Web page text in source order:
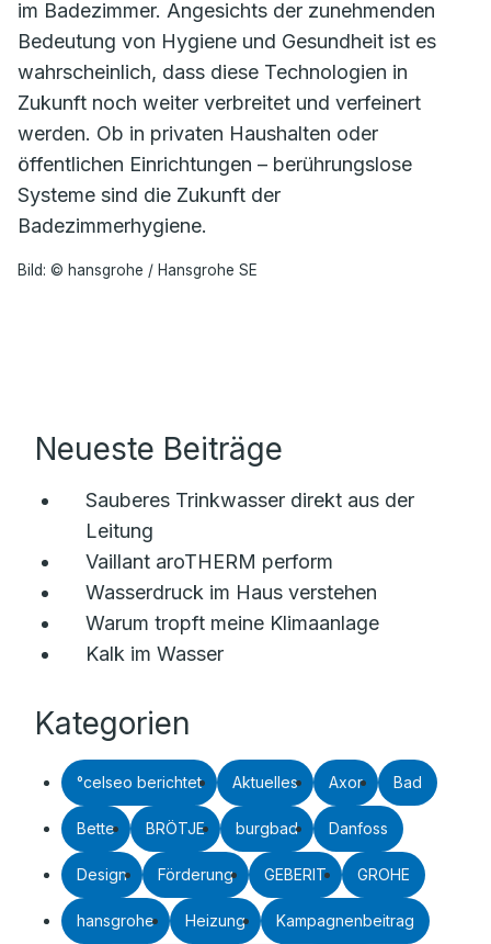
im Badezimmer. Angesichts der zunehmenden
Bedeutung von Hygiene und Gesundheit ist es
wahrscheinlich, dass diese Technologien in
Zukunft noch weiter verbreitet und verfeinert
werden. Ob in privaten Haushalten oder
öffentlichen Einrichtungen – berührungslose
Systeme sind die Zukunft der
Badezimmerhygiene.
Bild: © hansgrohe / Hansgrohe SE
Neueste Beiträge
Sauberes Trinkwasser direkt aus der
Leitung
Vaillant aroTHERM perform
Wasserdruck im Haus verstehen
Warum tropft meine Klimaanlage
Kalk im Wasser
Kategorien
°celseo berichtet Aktuelles Axor Bad
Bette BRÖTJE burgbad Danfoss
Design Förderung GEBERIT GROHE
hansgrohe Heizung Kampagnenbeitrag